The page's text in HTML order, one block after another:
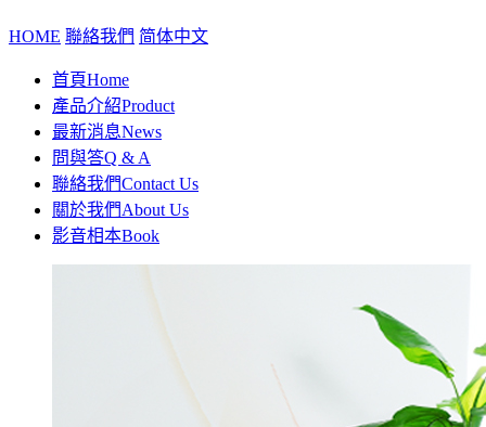
HOME 聯絡我們 简体中文
首頁Home
產品介紹Product
最新消息News
問與答Q & A
聯絡我們Contact Us
關於我們About Us
影音相本Book